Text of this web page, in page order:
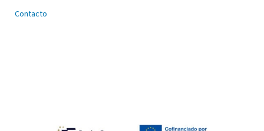
Contacto